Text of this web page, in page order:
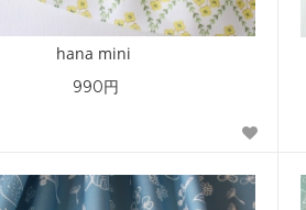
hana mini
990円